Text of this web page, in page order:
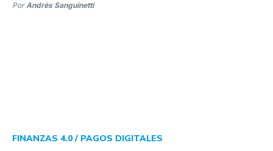
PorAndrés Sanguinetti
FINANZAS 4.0 / PAGOS DIGITALES